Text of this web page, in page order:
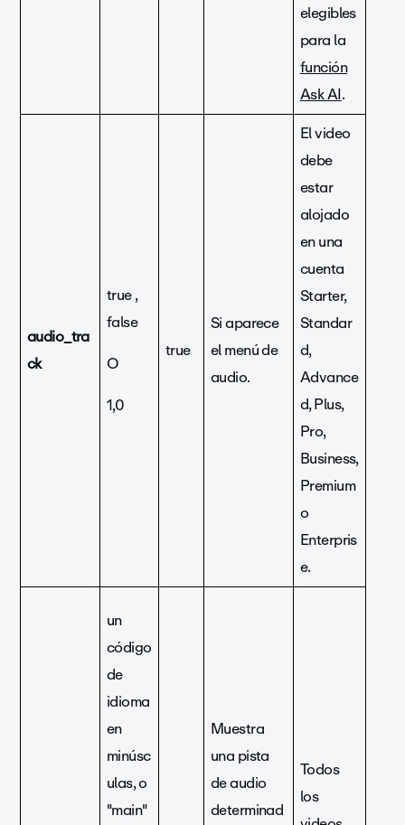
elegibles
para la
función
Ask AI.
audio_tra
ck
true ,
false
O
1,0
true
Si aparece
el menú de
audio.
El video
debe
estar
alojado
en una
cuenta
Starter,
Standar
d,
Advance
d, Plus,
Pro,
Business,
Premium
o
Enterpris
e.
un
código
de
idioma
en
minúsc
ulas, o
"main"
Muestra
una pista
de audio
determinad
Todos
los